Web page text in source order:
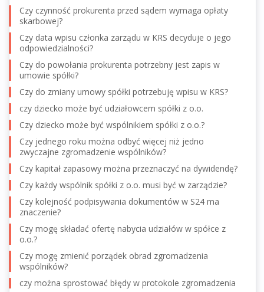
Czy czynność prokurenta przed sądem wymaga opłaty
skarbowej?
Czy data wpisu członka zarządu w KRS decyduje o jego
odpowiedzialności?
Czy do powołania prokurenta potrzebny jest zapis w
umowie spółki?
Czy do zmiany umowy spółki potrzebuję wpisu w KRS?
czy dziecko może być udziałowcem spółki z o.o.
Czy dziecko może być wspólnikiem spółki z o.o.?
Czy jednego roku można odbyć więcej niż jedno
zwyczajne zgromadzenie wspólników?
Czy kapitał zapasowy można przeznaczyć na dywidendę?
Czy każdy wspólnik spółki z o.o. musi być w zarządzie?
Czy kolejność podpisywania dokumentów w S24 ma
znaczenie?
Czy mogę składać ofertę nabycia udziałów w spółce z
o.o.?
Czy mogę zmienić porządek obrad zgromadzenia
wspólników?
czy można sprostować błędy w protokole zgromadzenia